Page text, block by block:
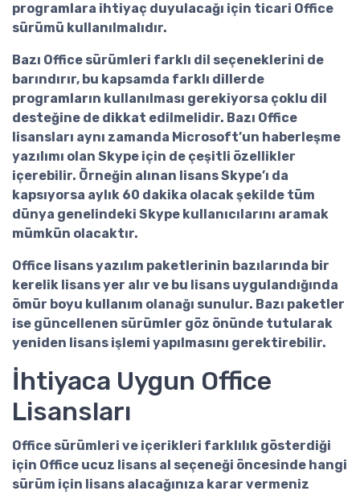
programlara ihtiyaç duyulacağı için ticari Office
sürümü kullanılmalıdır.
Bazı Office sürümleri farklı dil seçeneklerini de
barındırır, bu kapsamda farklı dillerde
programların kullanılması gerekiyorsa çoklu dil
desteğine de dikkat edilmelidir. Bazı Office
lisansları aynı zamanda Microsoft’un haberleşme
yazılımı olan Skype için de çeşitli özellikler
içerebilir. Örneğin alınan lisans Skype’ı da
kapsıyorsa aylık 60 dakika olacak şekilde tüm
dünya genelindeki Skype kullanıcılarını aramak
mümkün olacaktır.
Office lisans yazılım paketlerinin bazılarında bir
kerelik lisans yer alır ve bu lisans uygulandığında
ömür boyu kullanım olanağı sunulur. Bazı paketler
ise güncellenen sürümler göz önünde tutularak
yeniden lisans işlemi yapılmasını gerektirebilir.
İhtiyaca Uygun Office
Lisansları
Office sürümleri ve içerikleri farklılık gösterdiği
için Office ucuz lisans al seçeneği öncesinde hangi
sürüm için lisans alacağınıza karar vermeniz